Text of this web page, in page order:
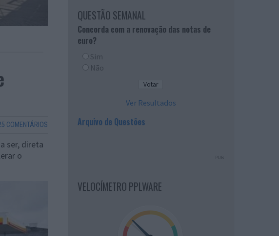
COMENTÁRIOS
ser, direta
o
QUESTÃO SEMANAL
Concorda com a renovação das notas de
euro?
Sim
Não
Ver Resultados
Arquivo de Questões
PUB
VELOCÍMETRO PPLWARE